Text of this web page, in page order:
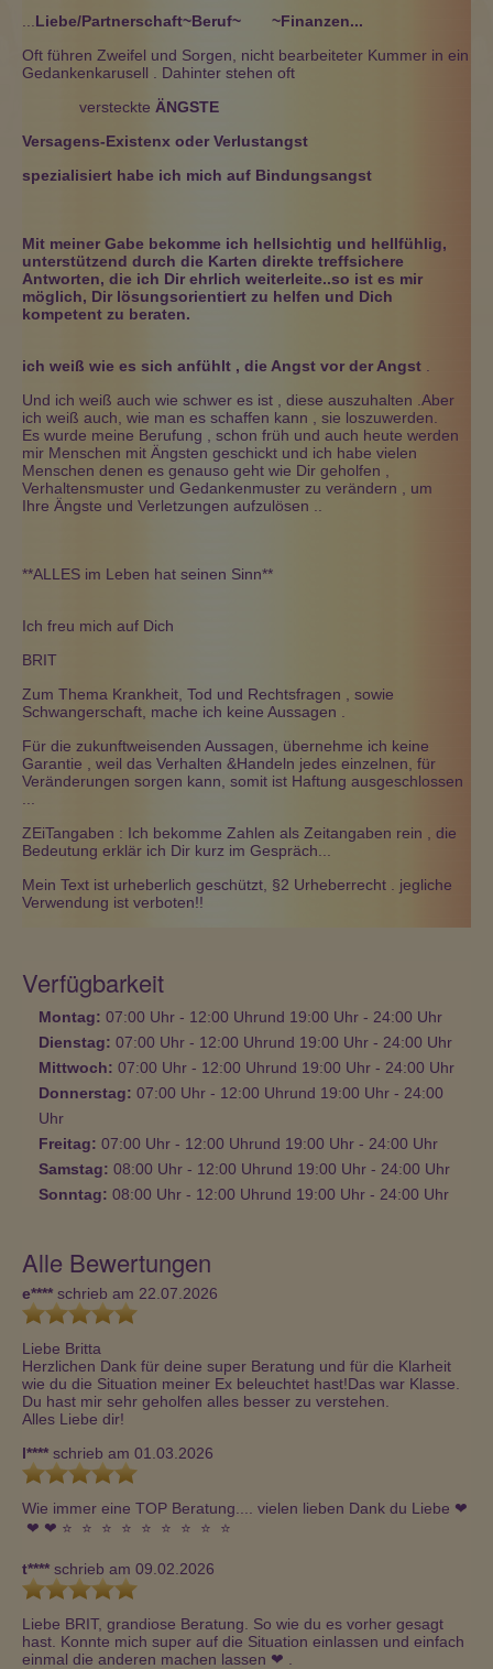
Liebe/Partnerschaft~Beruf~ ~Finanzen...
Oft führen Zweifel und Sorgen, nicht bearbeiteter Kummer in ein
Gedankenkarusell . Dahinter stehen oft
versteckte ÄNGSTE
Versagens-Existenx oder Verlustangst
spezialisiert habe ich mich auf Bindungsangst
Mit meiner Gabe bekomme ich hellsichtig und hellfühlig,
unterstützend durch die Karten direkte treffsichere
Antworten, die ich Dir ehrlich weiterleite..so ist es mir
möglich, Dir lösungsorientiert zu helfen und Dich
kompetent zu beraten.
ich weiß wie es sich anfühlt , die Angst vor der Angst
Und ich weiß auch wie schwer es ist , diese auszuhalten .Aber
ich weiß auch, wie man es schaffen kann , sie loszuwerden.
Es wurde meine Berufung , schon früh und auch heute werden
mir Menschen mit Ängsten geschickt und ich habe vielen
Menschen denen es genauso geht wie Dir geholfen ,
Verhaltensmuster und Gedankenmuster zu verändern , um
Ihre Ängste und Verletzungen aufzulösen ..
**ALLES im Leben hat seinen Sinn**
Ich freu mich auf Dich
BRIT
Zum Thema Krankheit, Tod und Rechtsfragen , sowie
Schwangerschaft, mache ich keine Aussagen .
Für die zukunftweisenden Aussagen, übernehme ich keine
Garantie , weil das Verhalten &Handeln jedes einzelnen, für
Veränderungen sorgen kann, somit ist Haftung ausgeschlossen
ZEiTangaben : Ich bekomme Zahlen als Zeitangaben rein , die
Bedeutung erklär ich Dir kurz im Gespräch...
Mein Text ist urheberlich geschützt, §2 Urheberrecht . jegliche
Verwendung ist verboten!!
Verfügbarkeit
Montag: 07:00 Uhr - 12:00 Uhrund 19:00 Uhr - 24:00 Uhr
Dienstag: 07:00 Uhr - 12:00 Uhrund 19:00 Uhr - 24:00 Uhr
Mittwoch: 07:00 Uhr - 12:00 Uhrund 19:00 Uhr - 24:00 Uhr
Donnerstag: 07:00 Uhr - 12:00 Uhrund 19:00 Uhr - 24:00
Uhr
Freitag: 07:00 Uhr - 12:00 Uhrund 19:00 Uhr - 24:00 Uhr
Samstag: 08:00 Uhr - 12:00 Uhrund 19:00 Uhr - 24:00 Uhr
Sonntag: 08:00 Uhr - 12:00 Uhrund 19:00 Uhr - 24:00 Uhr
Alle Bewertungen
e**** schrieb am 22.07.2026
Liebe Britta
Herzlichen Dank für deine super Beratung und für die Klarheit
wie du die Situation meiner Ex beleuchtet hast!Das war Klasse.
Du hast mir sehr geholfen alles besser zu verstehen.
Alles Liebe dir!
l**** schrieb am 01.03.2026
Wie immer eine TOP Beratung.... vielen lieben Dank du Liebe ❤
️ ❤ ️❤ ️⭐  ⭐  ⭐  ⭐  ⭐  ⭐  ⭐  ⭐  ⭐
t**** schrieb am 09.02.2026
Liebe BRIT, grandiose Beratung. So wie du es vorher gesagt
hast. Konnte mich super auf die Situation einlassen und einfach
einmal die anderen machen lassen ❤ ️.